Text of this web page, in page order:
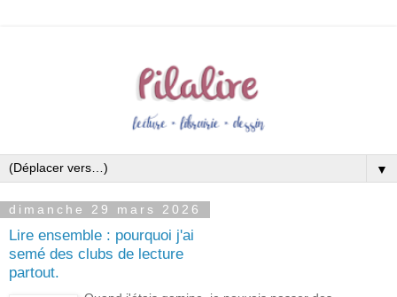
▼
dimanche 29 mars 2026
Lire ensemble : pourquoi j'ai
semé des clubs de lecture
partout.